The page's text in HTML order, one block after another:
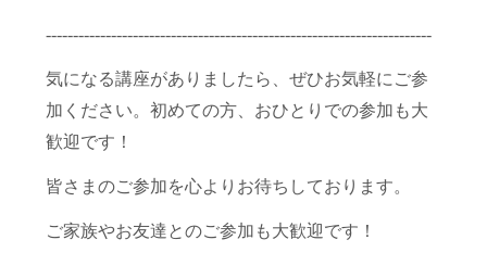
-----------------------------------------------------------------------
気になる講座がありましたら、ぜひお気軽にご参
加ください。初めての方、おひとりでの参加も大
歓迎です！
皆さまのご参加を心よりお待ちしております。
ご家族やお友達とのご参加も大歓迎です！